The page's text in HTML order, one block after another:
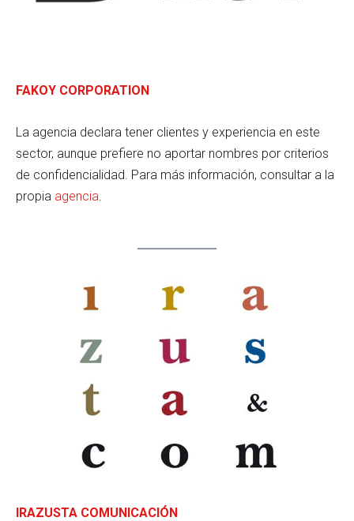
FAKOY CORPORATION
La agencia declara tener clientes y experiencia en este
sector, aunque prefiere no aportar nombres por criterios
de confidencialidad. Para más información, consultar a la
propia agencia
IRAZUSTA COMUNICACIÓN